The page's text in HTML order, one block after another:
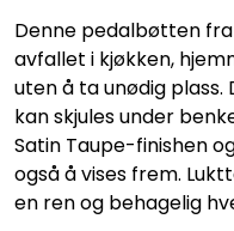
Denne pedalbøtten
avfallet i kjøkken,
uten å ta unødig
kan skjules under
Satin Taupe-finishen
også å vises frem.
en ren og behagelig